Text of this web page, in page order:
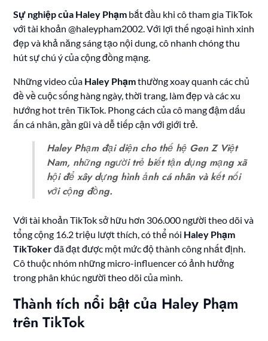
Sự nghiệp của Haley Phạm bắt đầu khi cô tham gia TikTok
với tài khoản @haleypham2002. Với lợi thế ngoại hình xinh
đẹp và khả năng sáng tạo nội dung, cô nhanh chóng thu
hút sự chú ý của cộng đồng mạng.
Những video của Haley Phạmthường xoay quanh các chủ
đề về cuộc sống hàng ngày, thời trang, làm đẹp và các xu
hướng hot trên TikTok. Phong cách của cô mang đậm dấu
ấn cá nhân, gần gũi và dễ tiếp cận với giới trẻ.
Haley Phạm đại diện cho thế hệ Gen Z Việt
Nam, những người trẻ biết tận dụng mạng xã
hội để xây dựng hình ảnh cá nhân và kết nối
với cộng đồng.
Với tài khoản TikTok sở hữu hơn 306.000 người theo dõi và
tổng cộng 16.2 triệu lượt thích, có thể nói Haley Phạm
TikTokerđã đạt được một mức độ thành công nhất định.
Cô thuộc nhóm những micro-influencer có ảnh hưởng
trong phân khúc người theo dõi của mình.
Thành tích nổi bật của Haley Phạm
trên TikTok